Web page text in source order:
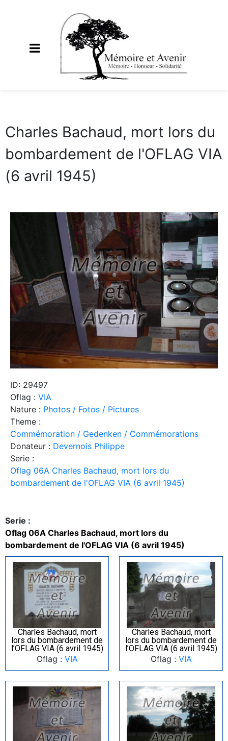
Charles Bachaud, mort lors du
bombardement de l'OFLAG VIA
(6 avril 1945)
ID: 29497
Oflag : VIA
Nature : Photos / Fotos / Pictures
Theme :
Commémoration / Gedenken / Commémorations
Donateur : Devernois Philippe
Serie :
Oflag 06A Charles Bachaud, mort lors du
bombardement de l'OFLAG VIA (6 avril 1945)
Serie :
Oflag 06A Charles Bachaud, mort lors du
bombardement de l'OFLAG VIA (6 avril 1945)
Charles Bachaud, mort
lors du bombardement de
l’OFLAG VIA (6 avril 1945)
Oflag : VIA
Charles Bachaud, mort
lors du bombardement de
l’OFLAG VIA (6 avril 1945)
Oflag : VIA